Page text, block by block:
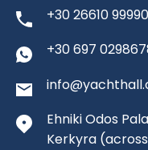
+30 26610 99990
+30 697
Ehniki Odos
Kerkyra